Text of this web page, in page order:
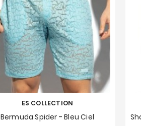
ES COLLECTION
Bermuda Spider - Bleu Ciel